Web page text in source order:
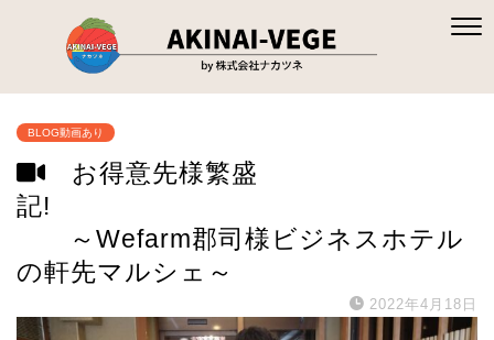
BLOG動画あり
お得意先様繁盛
記!
～Wefarm郡司様ビジネスホテル
の軒先マルシェ～
2022年4月18日